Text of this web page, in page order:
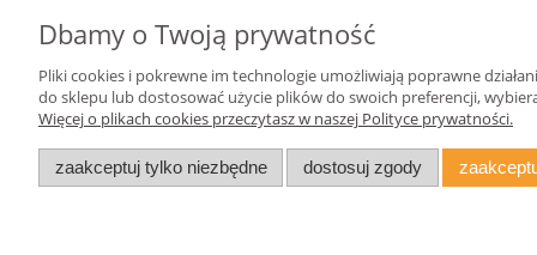
Pomoc
Zwroty i reklamacje
Moje konto
Twoje zamówienia
Dbamy o Twoją prywatność
Pliki cookies i pokrewne im technologie umożliwiają poprawne
do sklepu lub dostosować użycie plików do swoich preferencji,
Więcej o plikach cookies przeczytasz w naszej Polityce prywatności.
zaakceptuj tylko niezbędne dostosuj zgody